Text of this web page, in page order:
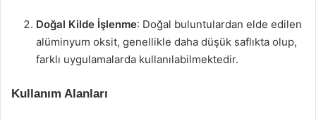
Doğal Kilde İşlenme: Doğal buluntulardan elde edilen
alüminyum oksit, genellikle daha düşük saflıkta olup,
farklı uygulamalarda kullanılabilmektedir.
Kullanım Alanları